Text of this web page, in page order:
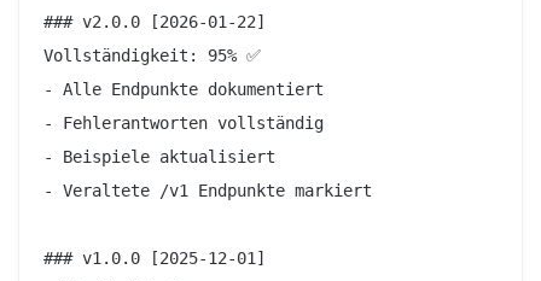
### v2.0.0 [2026-01-22]
Vollständigkeit: 95% ✅
- Alle Endpunkte dokumentiert
- Fehlerantworten vollständig
- Beispiele aktualisiert
- Veraltete /v1 Endpunkte markiert
### v1.0.0 [2025-12-01]